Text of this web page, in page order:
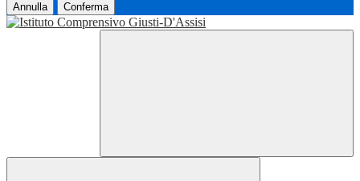
Annulla Conferma